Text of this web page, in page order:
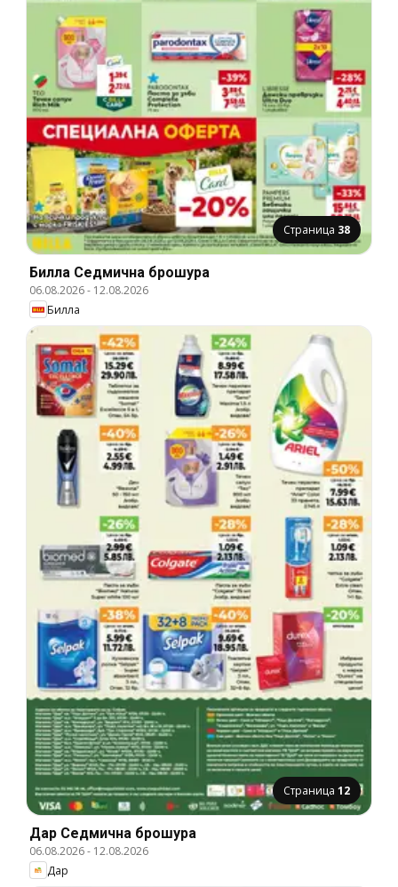
Страница 38
Билла Cедмична брошура
06.08.2026- 12.08.2026
Билла
Страница 12
Дар Cедмична брошура
06.08.2026- 12.08.2026
Дар